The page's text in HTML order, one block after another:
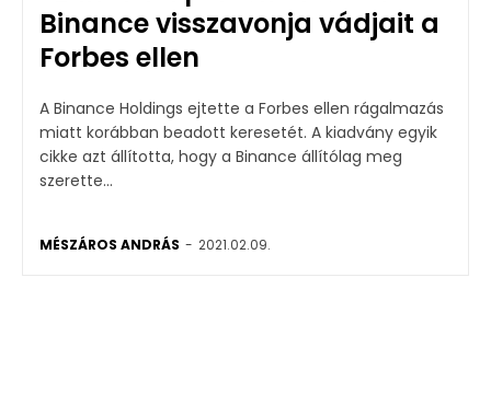
Binance visszavonja vádjait a
Forbes ellen
A Binance Holdings ejtette a Forbes ellen rágalmazás
miatt korábban beadott keresetét. A kiadvány egyik
cikke azt állította, hogy a Binance állítólag meg
szerette...
MÉSZÁROS ANDRÁS - 2021.02.09.